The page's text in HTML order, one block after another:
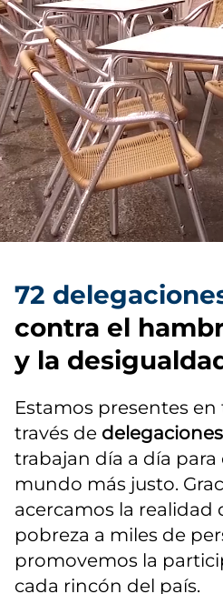
72
contra el
y la
Estamos presentes en
través de
trabajan día a día
mundo más justo.
acercamos la realidad
pobreza a miles de
promovemos la
cada rincón del país.